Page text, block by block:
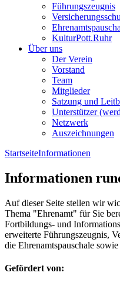
Führungszeugnis
KulturPott.Ruhr
Über uns
Der Verein
Vorstand
Team
Mitglieder
Satzung und
Unterstützer
Netzwerk
Auszeichnungen
StartseiteInformationen
Informationen
Auf dieser Seite stellen wir
Thema "Ehrenamt" für Sie
Fortbildungs- und
erweiterte Führungszeugnis,
die Ehrenamtspauschale
Gefördert von: